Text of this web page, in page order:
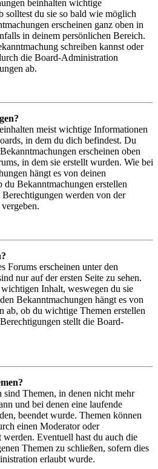
beinhalten wichtige
solltest du sie so bald wie möglich
erscheinen ganz oben in
in deinem persönlichen Bereich.
schreiben kannst oder
die Board-Administration
ab.
meist wichtige Informationen
in dem du dich befindest. Du
erscheinen oben
in dem sie erstellt wurden. Wie bei
hängt es von deinen
du Bekanntmachungen erstellen
werden von der
Forums erscheinen unter den
nur auf der ersten Seite zu sehen.
Inhalt, weswegen du sie
Bekanntmachungen hängt es von
ab, ob du wichtige Themen erstellen
stellt die Board-
sind Themen, in denen nicht mehr
und bei denen eine laufende
beendet wurde. Themen können
einen Moderator oder
Eventuell hast du auch die
Themen zu schließen, sofern dies
erlaubt wurde.